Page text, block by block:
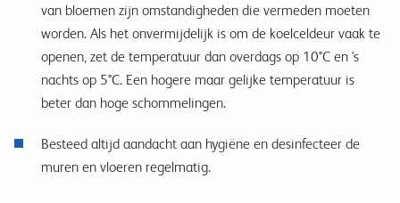
van bloemen zijn omstandigheden die vermeden moeten
worden. Als het onvermijdelijk is om de koelceldeur vaak te
openen, zet de temperatuur dan overdags op 10°C en 's
nachts op 5°C. Een hogere maar gelijke temperatuur is
beter dan hoge schommelingen.
Besteed altijd aandacht aan hygiëne en desinfecteer de
muren en vloeren regelmatig.